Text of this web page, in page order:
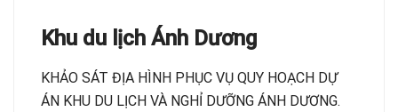
Khu du lịch Ánh Dương
KHẢO SÁT ĐỊA HÌNH PHỤC VỤ QUY HOẠCH DỰ
ÁN KHU DU LỊCH VÀ NGHỈ DƯỠNG ÁNH DƯƠNG.